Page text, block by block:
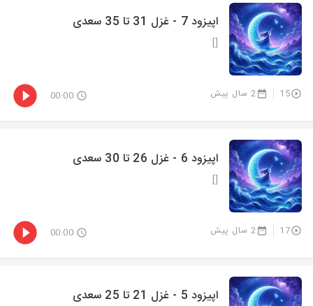
اپیزود 7 - غزل 31 تا 35 سعدی
[]
15 2 سال پیش 00:00
اپیزود 6 - غزل 26 تا 30 سعدی
[]
17 2 سال پیش 00:00
اپیزود 5 - غزل 21 تا 25 سعدی